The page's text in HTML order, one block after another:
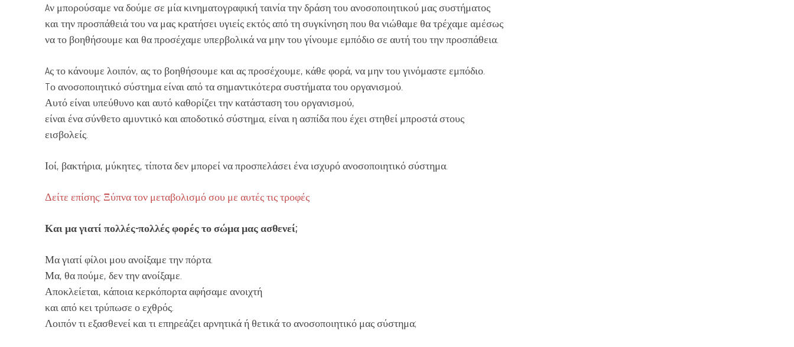
Aν μπορούσαμε να δούμε σε μία κινηματογραφική ταινία την δράση του ανοσοποιητικού μας συστήματος
και την προσπάθειά του να μας κρατήσει υγιείς εκτός από τη συγκίνηση που θα νιώθαμε θα τρέχαμε αμέσως
να το βοηθήσουμε και θα προσέχαμε υπερβολικά να μην του γίνουμε εμπόδιο σε αυτή του την προσπάθεια.
Aς το κάνουμε λοιπόν, ας το βοηθήσουμε και ας προσέχουμε, κάθε φορά, να μην του γινόμαστε εμπόδιο.
Tο ανοσοποιητικό σύστημα είναι από τα σημαντικότερα συστήματα του οργανισμού.
Αυτό είναι υπεύθυνο και αυτό καθορίζει την κατάσταση του οργανισμού,
είναι ένα σύνθετο αμυντικό και αποδοτικό σύστημα, είναι η ασπίδα που έχει στηθεί μπροστά στους
εισβολείς.
Ιοί, βακτήρια, μύκητες, τίποτα δεν μπορεί να προσπελάσει ένα ισχυρό ανοσοποιητικό σύστημα.
Δείτε επίσης: Ξύπνα τον μεταβολισμό σου με αυτές τις τροφές
Και μα γιατί πολλές-πολλές φορές το σώμα μας ασθενεί;
Μα γιατί φίλοι μου ανοίξαμε την πόρτα.
Μα, θα πούμε, δεν την ανοίξαμε.
Αποκλείεται, κάποια κερκόπορτα αφήσαμε ανοιχτή
και από κει τρύπωσε ο εχθρός.
Λοιπόν τι εξασθενεί και τι επηρεάζει αρνητικά ή θετικά το ανοσοποιητικό μας σύστημα;